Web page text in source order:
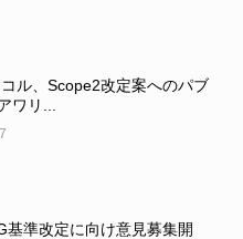
ル、Scope2改定案へのパブ
リ...
基準改定に向け意見募集開